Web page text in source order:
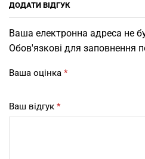
ДОДАТИ ВІДГУК
Ваша електронна адреса не
Обов'язкові для заповнення
Ваша оцінка *
Ваш відгук *